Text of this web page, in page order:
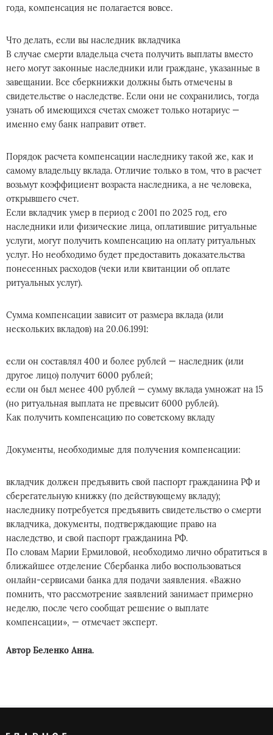
года, компенсация не полагается вовсе.
Что делать, если вы наследник вкладчика
В случае смерти владельца счета получить выплаты вместо
него могут законные наследники или граждане, указанные в
завещании. Все сберкнижки должны быть отмечены в
свидетельстве о наследстве. Если они не сохранились, тогда
узнать об имеющихся счетах сможет только нотариус —
именно ему банк направит ответ.
Порядок расчета компенсации наследнику такой же, как и
самому владельцу вклада. Отличие только в том, что в расчет
возьмут коэффициент возраста наследника, а не человека,
открывшего счет.
Если вкладчик умер в период с 2001 по 2025 год, его
наследники или физические лица, оплатившие ритуальные
услуги, могут получить компенсацию на оплату ритуальных
услуг. Но необходимо будет предоставить доказательства
понесенных расходов (чеки или квитанции об оплате
ритуальных услуг).
Сумма компенсации зависит от размера вклада (или
нескольких вкладов) на 20.06.1991:
если он составлял 400 и более рублей — наследник (или
другое лицо) получит 6000 рублей;
если он был менее 400 рублей — сумму вклада умножат на 15
(но ритуальная выплата не превысит 6000 рублей).
Как получить компенсацию по советскому вкладу
Документы, необходимые для получения компенсации:
вкладчик должен предъявить свой паспорт гражданина РФ и
сберегательную книжку (по действующему вкладу);
наследнику потребуется предъявить свидетельство о смерти
вкладчика, документы, подтверждающие право на
наследство, и свой паспорт гражданина РФ.
По словам Марии Ермиловой, необходимо лично обратиться в
ближайшее отделение Сбербанка либо воспользоваться
онлайн-сервисами банка для подачи заявления. «Важно
помнить, что рассмотрение заявлений занимает примерно
неделю, после чего сообщат решение о выплате
компенсации», — отмечает эксперт.
Автор Беленко Анна.